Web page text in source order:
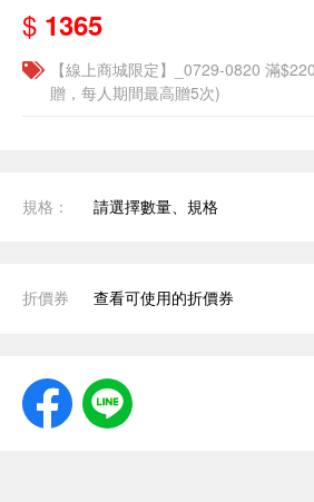
$ 1365
【線上商城限定】_0729-0820 滿
贈，每人期間最高贈5次)
規格： 請選擇數量、規格
折價券 查看可使用的折價券